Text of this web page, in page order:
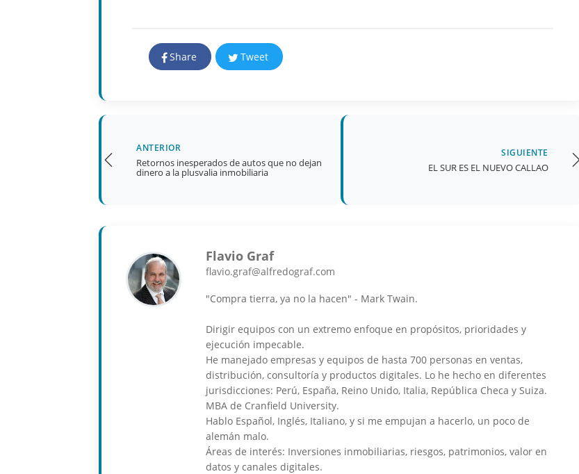
Share Tweet
ANTERIOR
Retornos inesperados de autos que no dejan
dinero a la plusvalia inmobiliaria
SIGUIENTE
EL SUR ES EL NUEVO CALLAO
Flavio Graf
flavio.graf@alfredograf.com
"Compra tierra, ya no la hacen" - Mark Twain.
Dirigir equipos con un extremo enfoque en propósitos, prioridades y
ejecución impecable.
He manejado empresas y equipos de hasta 700 personas en ventas,
distribución, consultoría y productos digitales. Lo he hecho en diferentes
jurisdicciones: Perú, España, Reino Unido, Italia, República Checa y Suiza.
MBA de Cranfield University.
Hablo Español, Inglés, Italiano, y si me empujan a hacerlo, un poco de
alemán malo.
Áreas de interés: Inversiones inmobiliarias, riesgos, patrimonios, valor en
datos y canales digitales.